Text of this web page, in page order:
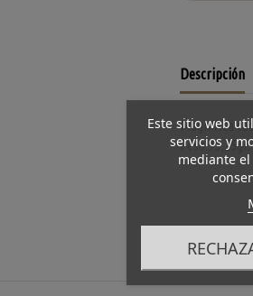
Descripción
Magnífica
Peso:95,25gr.
Este sitio web
servicios y
mediante